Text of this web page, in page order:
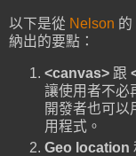
以下是從 Nelson 的
納出的要點：
<canvas> 跟
讓使用者不必
開發者也可以
用程式。
Geo location